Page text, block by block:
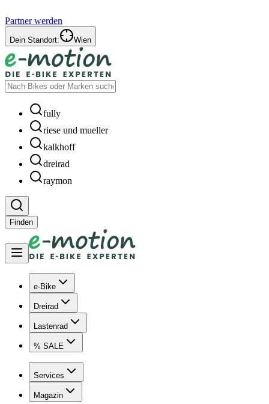
Partner werden
Dein Standort: Wien
fully
riese und mueller
kalkhoff
dreirad
raymon
Finden
e-Bike
Dreirad
Lastenrad
% SALE
Services
Magazin